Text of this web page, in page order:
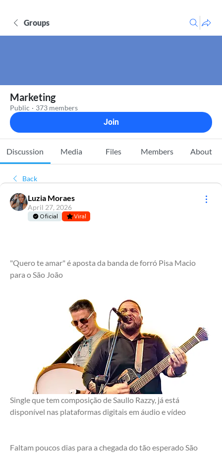
Groups
Marketing
Public · 373 members
Join
Discussion Media Files Members About
Back
Luzia Moraes
April 27, 2026
Oficial Viral
"Quero te amar" é aposta da banda de forró Pisa Macio
para o São João
Single que tem composição de Saullo Razzy, já está
disponível nas plataformas digitais em áudio e vídeo
Faltam poucos dias para a chegada do tão esperado São